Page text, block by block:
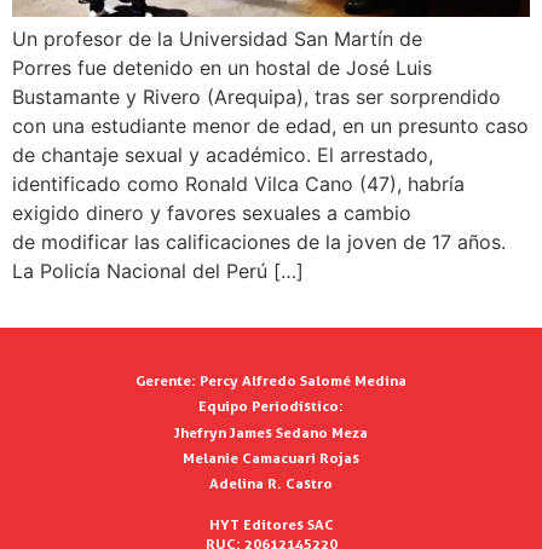
Un profesor de la Universidad San Martín de
Porres fue detenido en un hostal de José Luis
Bustamante y Rivero (Arequipa), tras ser sorprendido
con una estudiante menor de edad, en un presunto caso
de chantaje sexual y académico. El arrestado,
identificado como Ronald Vilca Cano (47), habría
exigido dinero y favores sexuales a cambio
de modificar las calificaciones de la joven de 17 años.
La Policía Nacional del Perú […]
Gerente: Percy Alfredo Salomé Medina
Equipo Periodístico:
Jhefryn James Sedano Meza
Melanie Camacuari Rojas
Adelina R. Castro
HYT Editores SAC
RUC: 20612145220